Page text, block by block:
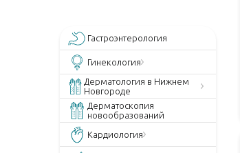
Гастроэнтерология
Гинекология
Дерматология в Нижнем
Новгороде
Дерматоскопия
новообразований
Кардиология